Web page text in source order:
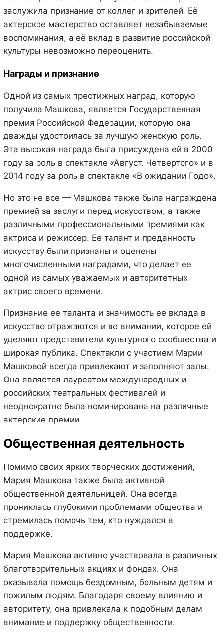
заслужила признание от коллег и зрителей. Её
актерское мастерство оставляет незабываемые
воспоминания, а её вклад в развитие российской
культуры невозможно переоценить.
Награды и признание
Одной из самых престижных наград, которую
получила Машкова, является Государственная
премия Российской Федерации, которую она
дважды удостоилась за лучшую женскую роль.
Эта высокая награда была присуждена ей в 2000
году за роль в спектакле «Август. Четвертого» и в
2014 году за роль в спектакле «В ожидании Годо».
Но это не все — Машкова также была награждена
премией за заслуги перед искусством, а также
различными профессиональными премиями как
актриса и режиссер. Ее талант и преданность
искусству были признаны и оценены
многочисленными наградами, что делает ее
одной из самых уважаемых и авторитетных
актрис своего времени.
Признание ее таланта и значимость ее вклада в
искусство отражаются и во внимании, которое ей
уделяют представители культурного сообщества и
широкая публика. Спектакли с участием Марии
Машковой всегда привлекают и заполняют залы.
Она является лауреатом международных и
российских театральных фестивалей и
неоднократно была номинирована на различные
актерские премии
Общественная деятельность
Помимо своих ярких творческих достижений,
Мария Машкова также была активной
общественной деятельницей. Она всегда
прониклась глубокими проблемами общества и
стремилась помочь тем, кто нуждался в
поддержке.
Мария Машкова активно участвовала в различных
благотворительных акциях и фондах. Она
оказывала помощь бездомным, больным детям и
пожилым людям. Благодаря своему влиянию и
авторитету, она привлекала к подобным делам
внимание и поддержку общественности.